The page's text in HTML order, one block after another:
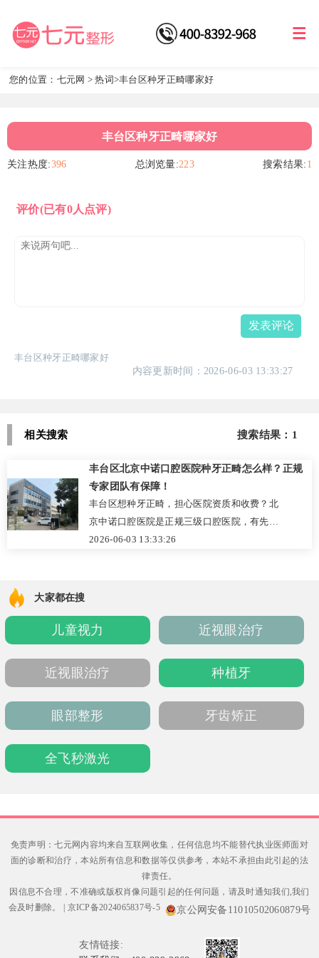
您的位置： 七元网 >热词 >丰台区种牙正畸哪家好
丰台区种牙正畸哪家好
关注热度:396 总浏览量:223 搜索结果: 1
评价(已有0人点评)
发表评论
丰台区种牙正畸哪家好
内容更新时间：2026-06-03 13:33:27
相关搜索 搜索结果：1
丰台区北京中诺口腔医院种牙正畸怎么样？正规
专家团队有保障！
丰台区想种牙正畸，担心医院资质和收费？北
京中诺口腔医院是正规三级口腔医院，有先进
设备和专业医生张英汉。立得用种牙体系优势
2026-06-03 13:33:26
大家都在搜
儿童视力 近视眼治疗
近视眼治疗 种植牙
眼部整形 牙齿矫正
全飞秒激光
免责声明：七元网内容均来自互联网收集，任何信息均不能替代执业医师面对
面的诊断和治疗，本站所有信息和数据等仅供参考，本站不承担由此引起的法
律责任。
因信息不合理，不准确或版权肖像问题引起的任何问题，请及时通知我们,我们
会及时删除。
京ICP备2024065837号-5 京公网安备11010502060879号
友情链接: